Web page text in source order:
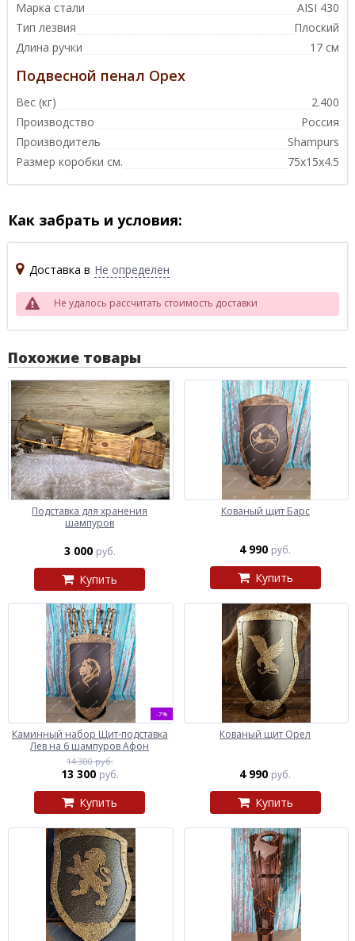
Марка стали
AISI 430
Тип лезвия
Плоский
Длина ручки
17 см
Подвесной пенал Орех
Вес (кг)
2.400
Производство
Россия
Производитель
Shampurs
Размер коробки см.
75х15х4.5
Как забрать и условия:
Доставка в Не определен
Не удалось рассчитать стоимость доставки
Похожие товары
Подставка для хранения
шампуров
3 000 руб.
Купить
Кованый щит Барс
4 990 руб.
Купить
-7%
Каминный набор Щит-подставка
Лев на 6 шампуров Афон
14 300 руб.
13 300 руб.
Купить
Кованый щит Орел
4 990 руб.
Купить